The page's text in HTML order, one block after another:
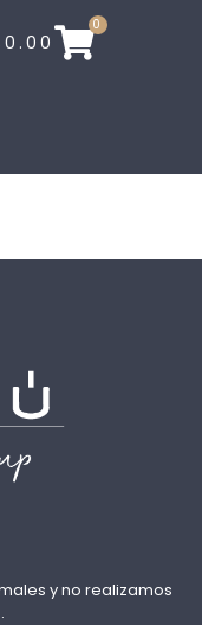
0.00
0
y no realizamos